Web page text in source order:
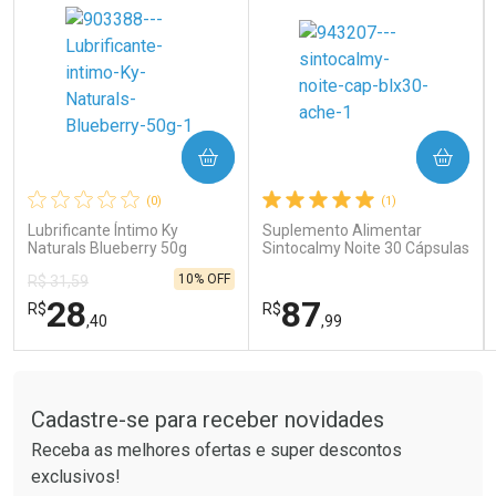
Comprar sem Desconto
Por R$ 66,24/cada
Comprar sem Desconto
Por R$ 66,24/cada
Comprar sem Desconto
Por R$ 15,99/cada
Comprar sem Desconto
Por R$ 15,99/cada
(0)
Lubrificante Íntimo Ky
Naturals Blueberry 50g
R$ 31,59
R$28,40
10% OFF
COMPRAR
Laboratório
Por Menos
(1)
Suplemento Alimentar
Sintocalmy Noite 30 Cápsulas
R$87,99
COMPRAR
Laboratório
Por Menos
Cadastre-se para receber novidades
Receba as melhores ofertas e super descontos
exclusivos!